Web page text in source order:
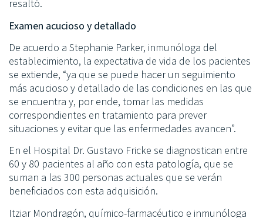
resaltó.
Examen acucioso y detallado
De acuerdo a Stephanie Parker, inmunóloga del
establecimiento, la expectativa de vida de los pacientes
se extiende, “ya que se puede hacer un seguimiento
más acucioso y detallado de las condiciones en las que
se encuentra y, por ende, tomar las medidas
correspondientes en tratamiento para prever
situaciones y evitar que las enfermedades avancen”.
En el Hospital Dr. Gustavo Fricke se diagnostican entre
60 y 80 pacientes al año con esta patología, que se
suman a las 300 personas actuales que se verán
beneficiados con esta adquisición.
Itziar Mondragón, químico-farmacéutico e inmunóloga